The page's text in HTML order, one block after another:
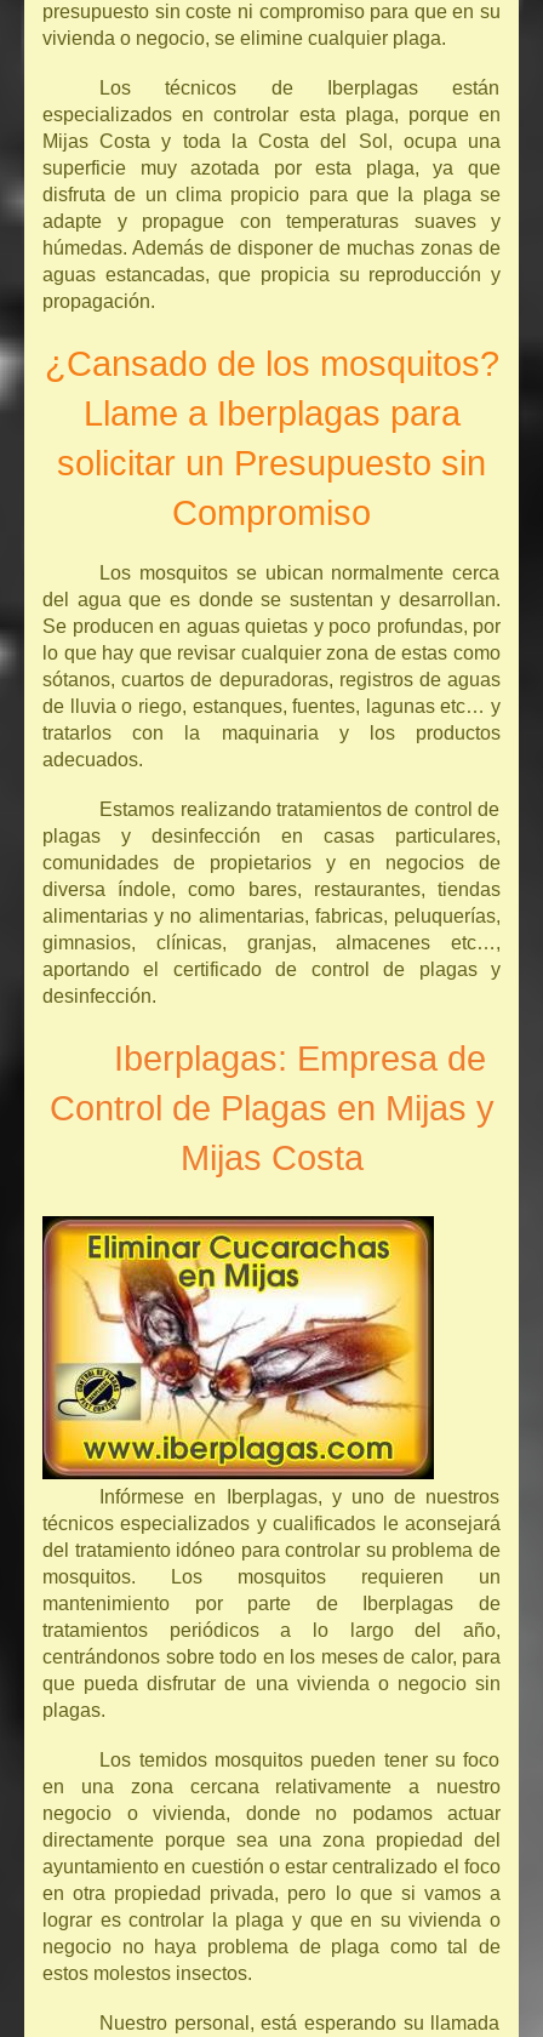
presupuesto sin coste ni compromiso para que en su
vivienda o negocio, se elimine cualquier plaga.
Los técnicos de Iberplagas están
especializados en controlar esta plaga, porque en
Mijas Costa y toda la Costa del Sol, ocupa una
superficie muy azotada por esta plaga, ya que
disfruta de un clima propicio para que la plaga se
adapte y propague con temperaturas suaves y
húmedas. Además de disponer de muchas zonas de
aguas estancadas, que propicia su reproducción y
propagación.
¿Cansado de los mosquitos?
Llame a Iberplagas para
solicitar un Presupuesto sin
Compromiso
Los mosquitos se ubican normalmente cerca
del agua que es donde se sustentan y desarrollan.
Se producen en aguas quietas y poco profundas, por
lo que hay que revisar cualquier zona de estas como
sótanos, cuartos de depuradoras, registros de aguas
de lluvia o riego, estanques, fuentes, lagunas etc… y
tratarlos con la maquinaria y los productos
adecuados.
Estamos realizando tratamientos de control de
plagas y desinfección en casas particulares,
comunidades de propietarios y en negocios de
diversa índole, como bares, restaurantes, tiendas
alimentarias y no alimentarias, fabricas, peluquerías,
gimnasios, clínicas, granjas, almacenes etc…,
aportando el certificado de control de plagas y
desinfección.
Iberplagas: Empresa de
Control de Plagas en Mijas y
Mijas Costa
Infórmese en Iberplagas, y uno de nuestros
técnicos especializados y cualificados le aconsejará
del tratamiento idóneo para controlar su problema de
mosquitos. Los mosquitos requieren un
mantenimiento por parte de Iberplagas de
tratamientos periódicos a lo largo del año,
centrándonos sobre todo en los meses de calor, para
que pueda disfrutar de una vivienda o negocio sin
plagas.
Los temidos mosquitos pueden tener su foco
en una zona cercana relativamente a nuestro
negocio o vivienda, donde no podamos actuar
directamente porque sea una zona propiedad del
ayuntamiento en cuestión o estar centralizado el foco
en otra propiedad privada, pero lo que si vamos a
lograr es controlar la plaga y que en su vivienda o
negocio no haya problema de plaga como tal de
estos molestos insectos.
Nuestro personal, está esperando su llamada